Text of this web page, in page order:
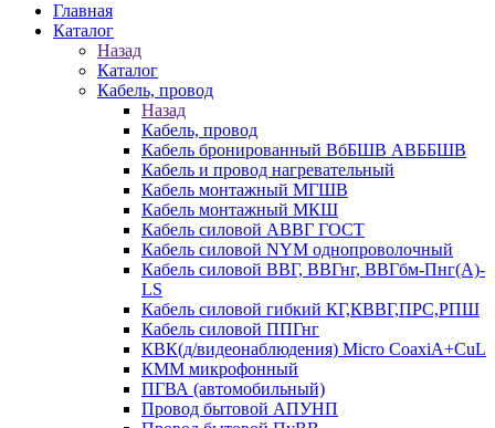
Главная
Каталог
Назад
Каталог
Кабель, провод
Назад
Кабель, провод
Кабель бронированный ВбБШВ АВББШВ
Кабель и провод нагревательный
Кабель монтажный МГШВ
Кабель монтажный МКШ
Кабель силовой АВВГ ГОСТ
Кабель силовой NYM однопроволочный
Кабель силовой ВВГ, ВВГнг, ВВГбм-Пнг(А)-
LS
Кабель силовой гибкий КГ,КВВГ,ПРС,РПШ
Кабель силовой ППГнг
КВК(д/видеонаблюдения) Micro CoaxiA+CuL
КММ микрофонный
ПГВА (автомобильный)
Провод бытовой АПУНП